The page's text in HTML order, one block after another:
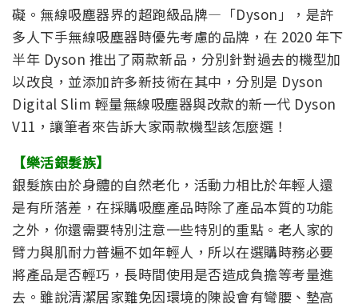
礙。無線吸塵器界的超跑級品牌—「Dyson」，是許
多人下手無線吸塵器時優先考慮的品牌，在 2020 年下
半年 Dyson 推出了兩款新品，分別針對過去的機型加
以改良，並添加許多新技術在其中，分別是 Dyson
Digital Slim 輕量無線吸塵器與改款的新一代 Dyson
V11，讓筆者來告訴大家兩款機型該怎麼選！
【樂活銀髮族】
銀髮族由於身體的自然老化，活動力相比於年輕人還
是有所落差，在採購吸塵產品時除了產品本質的功能
之外，你還需要特別注意一些特別的重點。老人家的
臂力與肌耐力普遍不如年輕人，所以在選購時務必要
將產品是否輕巧，長時間使用是否造成負擔等考量進
去。雖說清潔居家難免因環境的陳設會有彎腰、墊高